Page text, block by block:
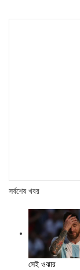
সর্বশেষ খবর
সেই ওঝার